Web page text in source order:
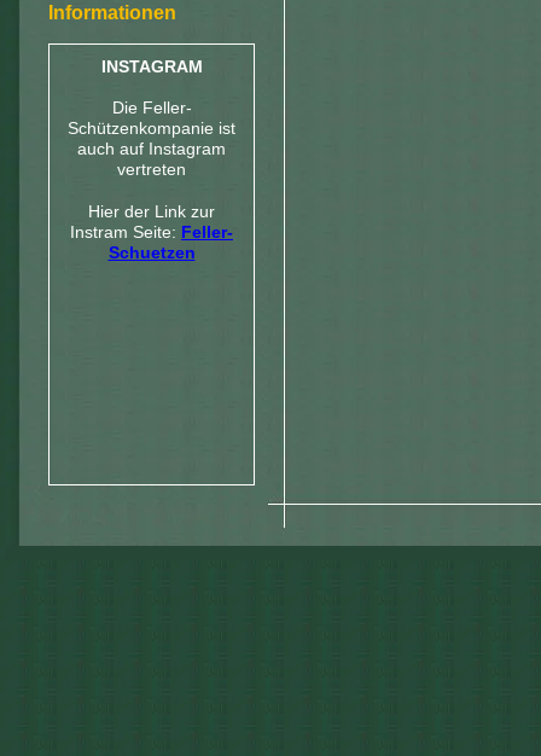
Informationen
INSTAGRAM
Die Feller-
Schützenkompanie ist
auch auf Instagram
vertreten
Hier der Link zur
Instram Seite: Feller-
Schuetzen